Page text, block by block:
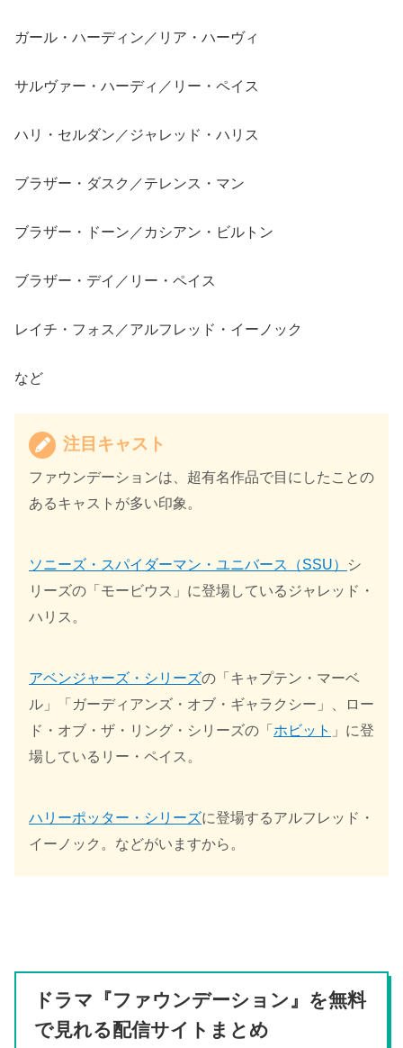
ガール・ハーディン／リア・ハーヴィ
サルヴァー・ハーディ／リー・ペイス
ハリ・セルダン／ジャレッド・ハリス
ブラザー・ダスク／テレンス・マン
ブラザー・ドーン／カシアン・ビルトン
ブラザー・デイ／リー・ペイス
レイチ・フォス／アルフレッド・イーノック
など
注目キャスト
ファウンデーションは、超有名作品で目にしたことの
あるキャストが多い印象。
ソニーズ・スパイダーマン・ユニバース（SSU）
シ
リーズの「モービウス」に登場しているジャレッド・
ハリス。
アベンジャーズ・シリーズの「キャプテン・マーベ
ル」「ガーディアンズ・オブ・ギャラクシー」、ロー
ド・オブ・ザ・リング・シリーズの「 ホビット 」に登
場しているリー・ペイス。
ハリーポッター・シリーズに登場するアルフレッド・
イーノック。などがいますから。
ドラマ『ファウンデーション』を無料
で見れる配信サイトまとめ